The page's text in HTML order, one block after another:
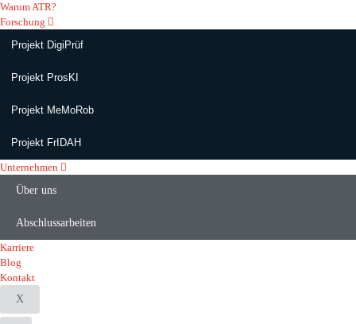
Warum ATR?
Forschung
Projekt DigiPrüf
Projekt ProsKI
Projekt MeMoRob
Projekt FrIDAH
Unternehmen
Über uns
Abschlussarbeiten
Karriere
Blog
Kontakt
X